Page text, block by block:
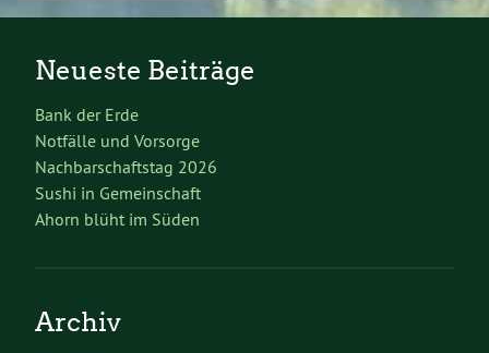
Neueste Beiträge
Bank der Erde
Notfälle und Vorsorge
Nachbarschaftstag 2026
Sushi in Gemeinschaft
Ahorn blüht im Süden
Archiv